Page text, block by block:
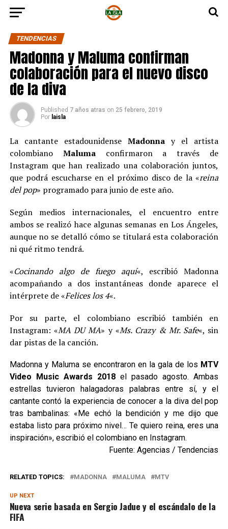
TENDENCIAS
Madonna y Maluma confirman
colaboración para el nuevo disco
de la diva
Published 7 años atras on 25 febrero, 2019
Por laisla
La cantante estadounidense Madonnay el artista
colombiano Malumaconfirmaron a través de
Instagram que han realizado una colaboración juntos,
que podrá escucharse en el próximo disco de la «reina
del pop» programado para junio de este año.
Según medios internacionales, el encuentro entre
ambos se realizó hace algunas semanas en Los Ángeles,
aunque no se detalló cómo se titulará esta colaboración
ni qué ritmo tendrá.
«Cocinando algo de fuego aquí«, escribió Madonna
acompañando a dos instantáneas donde aparece el
intérprete de «Felices los 4«.
Por su parte, el colombiano escribió también en
Instagram: «MA DU MA» y «Ms. Crazy & Mr. Safe«, sin
dar pistas de la canción.
Madonna y Maluma se encontraron en la gala de los MTV
Video Music Awards 2018el pasado agosto. Ambas
estrellas tuvieron halagadoras palabras entre sí, y el
cantante contó la experiencia de conocer a la diva del pop
tras bambalinas: «Me echó la bendición y me dijo que
estaba listo para próximo nivel… Te quiero reina, eres una
inspiración», escribió el colombiano en Instagram.
Fuente: Agencias / Tendencias
RELATED TOPICS: MADONNA MALUMA MTV
UP NEXT
Nueva serie basada en Sergio Jadue y el escándalo de la
FIFA